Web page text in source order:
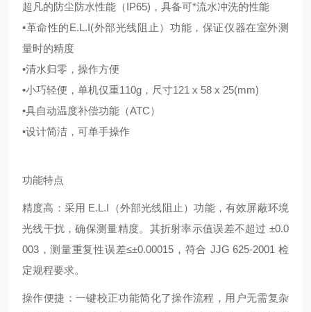
超凡的防尘防水性能（IP65)，具备可*流水冲洗的性能
•革命性的E.L.I(外部光线阻止）功能，保证仪器在室外测
量时的精度
•清水归零，操作方便
•小巧轻便，单机仅重110g，尺寸121 x 58 x 25(mm)
•具自动温度补偿功能（ATC）
•设计简洁，可单手操作
功能特点
精度高：采用 E.L.I（外部光线阻止）功能，有效屏蔽环境
光线干扰，确保测量精度。其折射率示值误差不超过 ±0.0
003，测量重复性误差≤±0.00015，符合 JJG 625-2001 检
定规程要求。
操作便捷：一键校正功能简化了操作流程，用户无需复杂